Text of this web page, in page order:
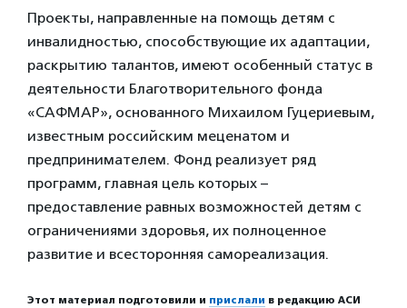
Проекты, направленные на помощь детям с
инвалидностью, способствующие их адаптации,
раскрытию талантов, имеют особенный статус в
деятельности Благотворительного фонда
«САФМАР», основанного Михаилом Гуцериевым,
известным российским меценатом и
предпринимателем. Фонд реализует ряд
программ, главная цель которых –
предоставление равных возможностей детям с
ограничениями здоровья, их полноценное
развитие и всесторонняя самореализация.
Этот материал подготовили и прислали в редакцию АСИ